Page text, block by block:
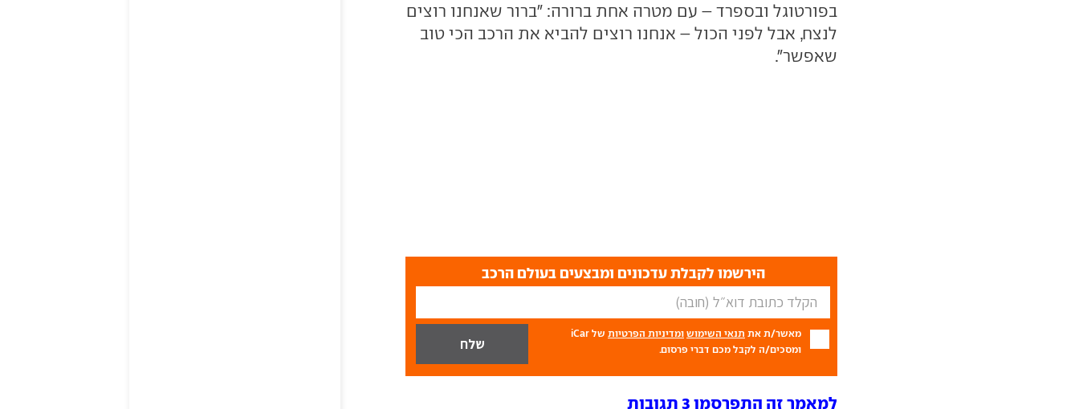
בפורטוגל ובספרד – עם מטרה אחת ברורה: "ברור שאנחנו רוצים
לנצח, אבל לפני הכול – אנחנו רוצים להביא את הרכב הכי טוב
שאפשר".
הירשמו לקבלת עדכונים ומבצעים בעולם הרכב
מאשר/ת את תנאי השימוש ומדיניות הפרטיות
של iCar
ומסכים/ה לקבל מכם דברי פרסום.
למאמר זה התפרסמו 3 תגובות